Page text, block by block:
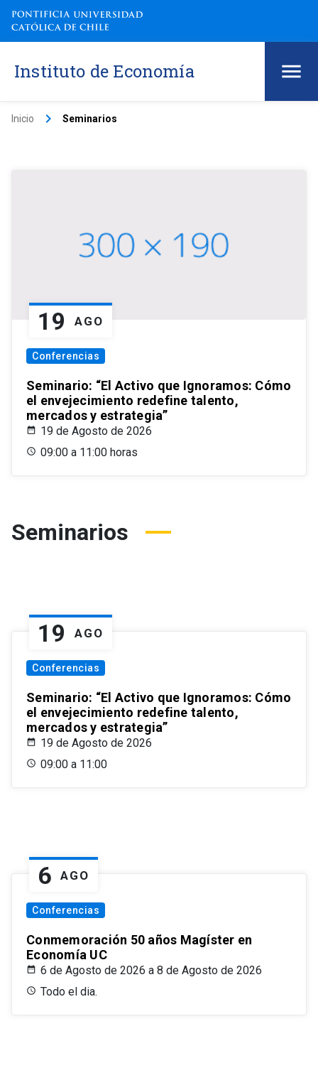
Instituto de Economía
Inicio keyboard_arrow_right Seminarios
19 AGO
Conferencias
Seminario: “El Activo que Ignoramos: Cómo
el envejecimiento redefine talento,
mercados y estrategia”
19 de Agosto de 2026
09:00 a 11:00 horas
Seminarios
19 AGO
Conferencias
Seminario: “El Activo que Ignoramos: Cómo
el envejecimiento redefine talento,
mercados y estrategia”
19 de Agosto de 2026
09:00 a 11:00
6 AGO
Conferencias
Conmemoración 50 años Magíster en
Economía UC
6 de Agosto de 2026 a 8 de Agosto de 2026
Todo el dia.